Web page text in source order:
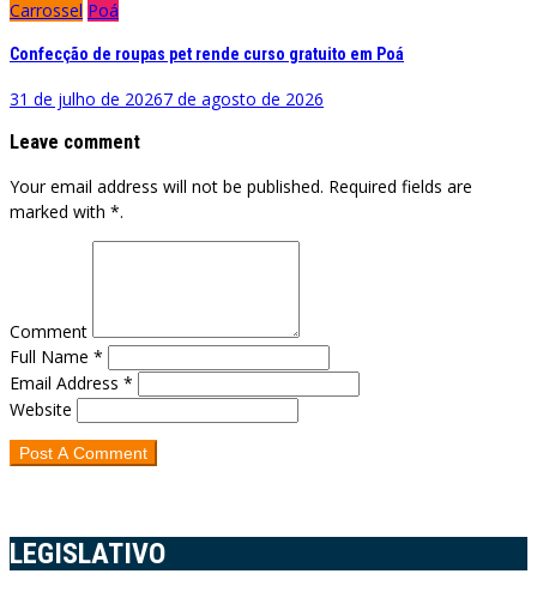
Carrossel Poá
Confecção de roupas pet rende curso gratuito em Poá
31 de julho de 20267 de agosto de 2026
Leave comment
Your email address will not be published. Required fields are
marked with *.
Comment
Full Name *
Email Address *
Website
LEGISLATIVO